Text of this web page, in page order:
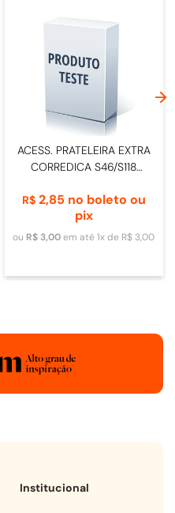
ACESS. PRATELEIRA EXTRA
CORREDICA S46/S118
R$ 2,85 no boleto ou
pix
ou R$ 3,00em até1x de R$ 3,00
Institucional